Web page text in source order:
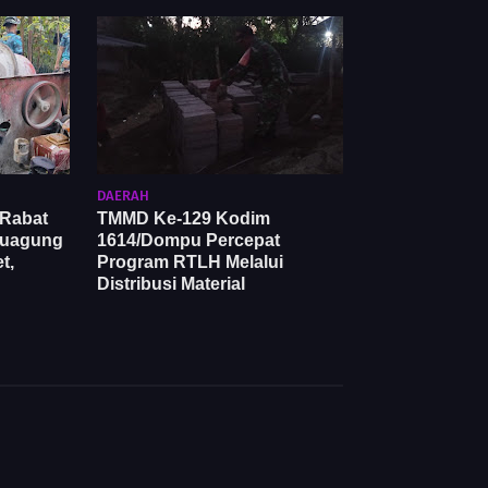
DAERAH
TMMD Ke-129 Kodim
1614/Dompu Percepat
Program RTLH Melalui
Distribusi Material